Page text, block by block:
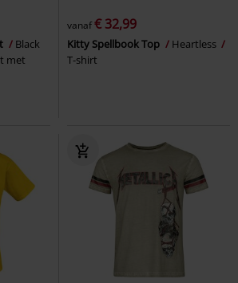
Black
met
vanaf€ 32,99
Kitty Spellbook Top
Heartless
T-shirt